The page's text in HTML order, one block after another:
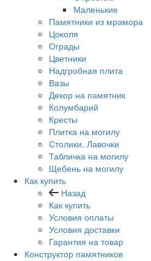
Маленькие
Памятники из мрамора
Цоколя
Ограды
Цветники
Надгробная плита
Вазы
Декор на памятник
Колумбарий
Кресты
Плитка на могилу
Столики, Лавочки
Табличка на могилу
Щебень на могилу
Как купить
Назад
Как купить
Условия оплаты
Условия доставки
Гарантия на товар
Конструктор памятников